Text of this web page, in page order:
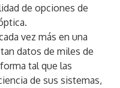
de opciones de
vez más en una
datos de miles de
tal que las
de sus sistemas,